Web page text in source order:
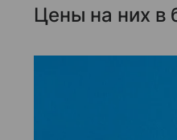
Цены на них в